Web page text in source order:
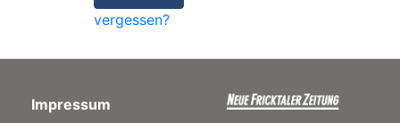
Paper
App
vergessen?
Impressum